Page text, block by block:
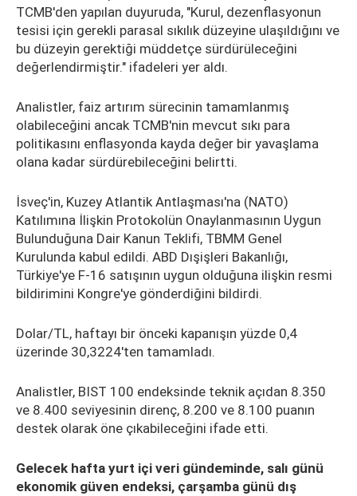
TCMB'den yapılan duyuruda, "Kurul, dezenflasyonun
tesisi için gerekli parasal sıkılık düzeyine ulaşıldığını ve
bu düzeyin gerektiği müddetçe sürdürüleceğini
değerlendirmiştir." ifadeleri yer aldı.
Analistler, faiz artırım sürecinin tamamlanmış
olabileceğini ancak TCMB'nin mevcut sıkı para
politikasını enflasyonda kayda değer bir yavaşlama
olana kadar sürdürebileceğini belirtti.
İsveç'in, Kuzey Atlantik Antlaşması'na (NATO)
Katılımına İlişkin Protokolün Onaylanmasının Uygun
Bulunduğuna Dair Kanun Teklifi, TBMM Genel
Kurulunda kabul edildi. ABD Dışişleri Bakanlığı,
Türkiye'ye F-16 satışının uygun olduğuna ilişkin resmi
bildirimini Kongre'ye gönderdiğini bildirdi.
Dolar/TL, haftayı bir önceki kapanışın yüzde 0,4
üzerinde 30,3224'ten tamamladı.
Analistler, BIST 100 endeksinde teknik açıdan 8.350
ve 8.400 seviyesinin direnç, 8.200 ve 8.100 puanın
destek olarak öne çıkabileceğini ifade etti.
Gelecek hafta yurt içi veri gündeminde, salı günü
ekonomik güven endeksi, çarşamba günü dış